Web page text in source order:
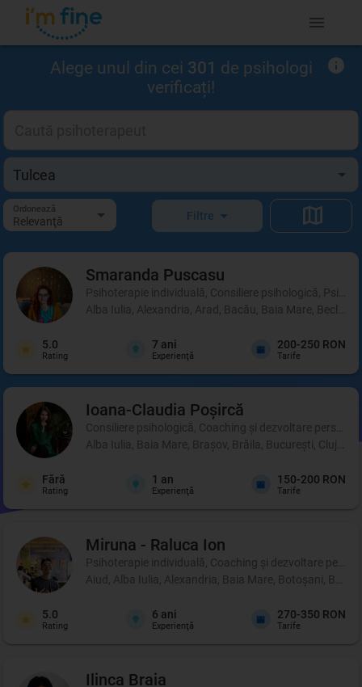
Alege unul din cei 301 de psihologi
verificați!
Ordonează
Relevanţă Filtre
Smaranda Puscasu
Psihoterapie individuală, Consiliere psihologică,
Alba Iulia, Alexandria, Arad, Bacău, Baia Mare,
5.0
Rating
7 ani
Experienţă
200-250 RON
Tarife
Ioana-Claudia Poșircă
Consiliere psihologică, Coaching şi dezvoltare
Alba Iulia, Baia Mare, Brașov, Brăila, București, Cluj-
Fără
Rating
1 an
Experienţă
150-200 RON
Tarife
Miruna - Raluca Ion
Psihoterapie individuală, Coaching şi dezvoltare
Aiud, Alba Iulia, Alexandria, Baia Mare, Botoșani,
5.0
Rating
6 ani
Experienţă
270-350 RON
Tarife
Ilinca Braia